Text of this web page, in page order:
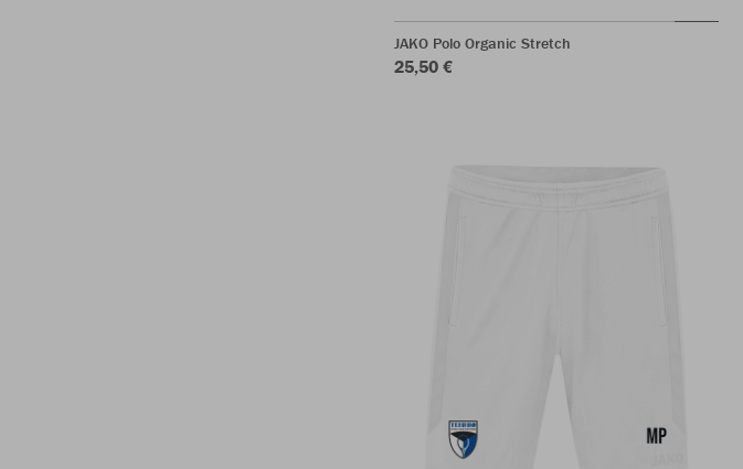
JAKO Polo Organic Stretch
25,50 €